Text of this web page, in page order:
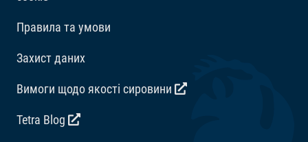
Правила та умови
Захист даних
Вимоги щодо якості сировини
Tetra Blog